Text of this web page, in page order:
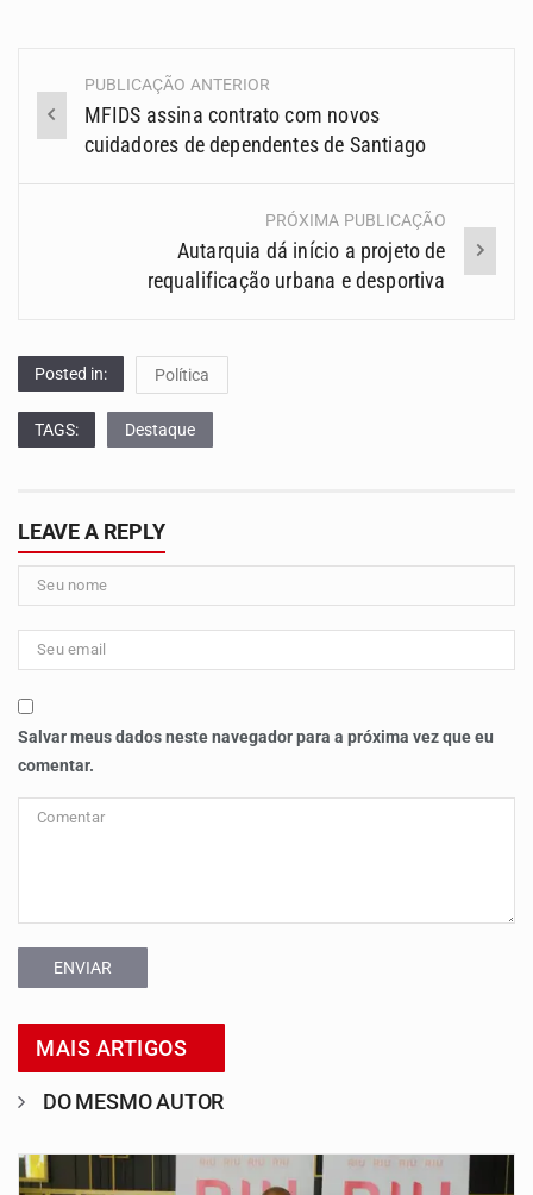
Navegação
(Posts)
PUBLICAÇÃO ANTERIOR
MFIDS assina contrato com novos
cuidadores de dependentes de Santiago
PRÓXIMA PUBLICAÇÃO
Autarquia dá início a projeto de
requalificação urbana e desportiva
Posted in: Política
TAGS: Destaque
LEAVE A REPLY
Salvar meus dados neste navegador para a próxima vez que eu
comentar.
ENVIAR
MAIS ARTIGOS
DO MESMO AUTOR